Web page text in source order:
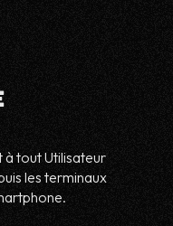
à tout Utilisateur
les terminaux